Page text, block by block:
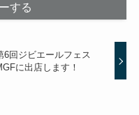
する
6回ジビエールフェス
に出店します！